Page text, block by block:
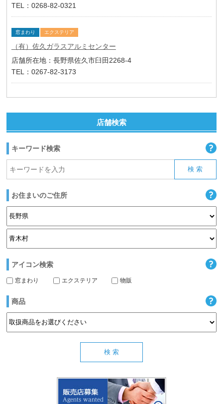
TEL：0268-82-0321
窓まわり エクステリア
（有）佐久ガラスアルミセンター
店舗所在地：長野県佐久市臼田2268-4
TEL：0267-82-3173
店舗検索
キーワード検索
お住まいのご住所
アイコン検索
窓まわり エクステリア 物販
商品